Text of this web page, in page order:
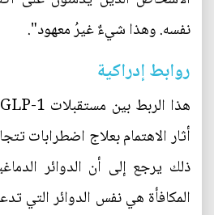
نفسه. وهذا شيءٌ غيرُ معهود".
روابط إدراكية
أثار الاهتمام بعلاج اضطرابات
ذلك يرجع إلى أن الدوائر
المكافأة هي نفس الدوائر التي